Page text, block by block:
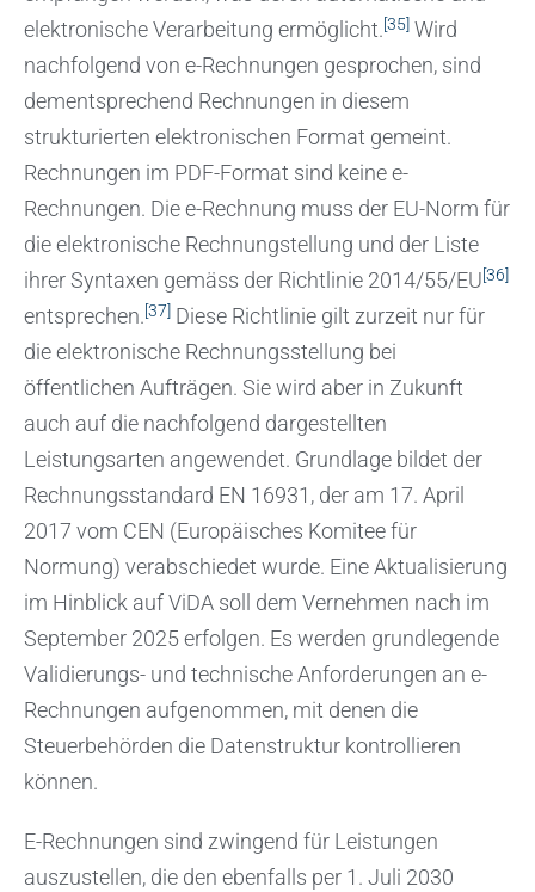
elektronische Verarbeitung ermöglicht.[35] Wird
nachfolgend von e-Rechnungen gesprochen, sind
dementsprechend Rechnungen in diesem
strukturierten elektronischen Format gemeint.
Rechnungen im PDF-Format sind keine e-
Rechnungen. Die e-Rechnung muss der EU-Norm für
die elektronische Rechnungstellung und der Liste
ihrer Syntaxen gemäss der Richtlinie 2014/55/EU[36]
entsprechen.[37] Diese Richtlinie gilt zurzeit nur für
die elektronische Rechnungsstellung bei
öffentlichen Aufträgen. Sie wird aber in Zukunft
auch auf die nachfolgend dargestellten
Leistungsarten angewendet. Grundlage bildet der
Rechnungsstandard EN 16931, der am 17. April
2017 vom CEN (Europäisches Komitee für
Normung) verabschiedet wurde. Eine Aktualisierung
im Hinblick auf ViDA soll dem Vernehmen nach im
September 2025 erfolgen. Es werden grundlegende
Validierungs- und technische Anforderungen an e-
Rechnungen aufgenommen, mit denen die
Steuerbehörden die Datenstruktur kontrollieren
können.
E-Rechnungen sind zwingend für Leistungen
auszustellen, die den ebenfalls per 1. Juli 2030